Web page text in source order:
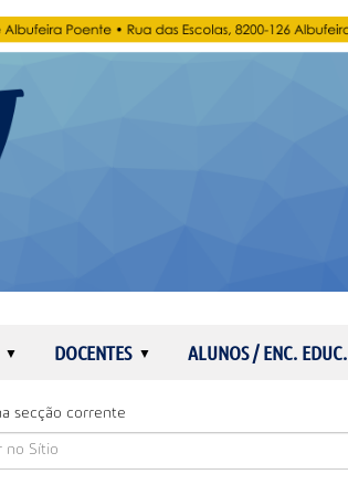
DOCENTES ALUNOS / ENC. EDUC.
secção corrente